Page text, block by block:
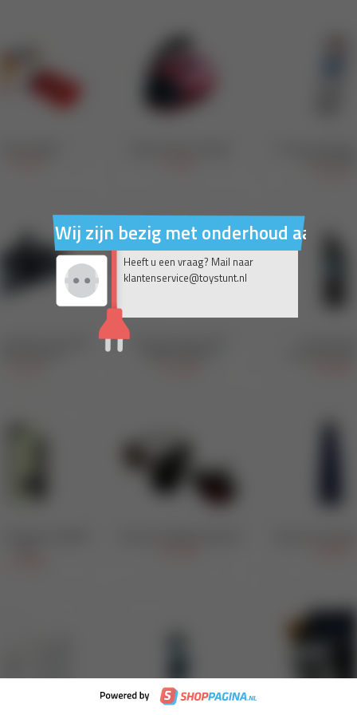
Wij zijn bezig met onderhoud aan
Heeft u een vraag? Mail naar
klantenservice@toystunt.nl